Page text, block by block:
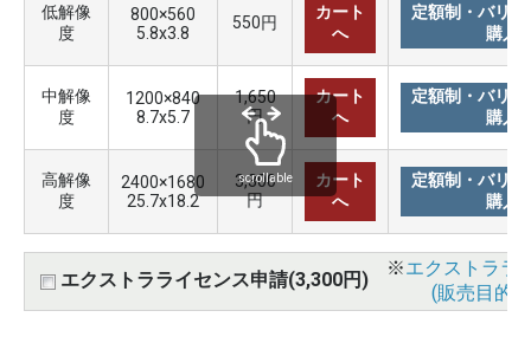
低解像
度
800×560
5.8x3.8
550円
カート
へ
定額制・バリ
購入
中解像
度
1200×840
8.7x5.7
1,650
円
カート
へ
定額制・バリ
購入
高解像
度
2400×1680
25.7x18.2
3,300
円
カート
へ
定額制・バリ
購入
エクストラライセンス申請(3,300円)
※エクストララ
(販売目的
scrollable